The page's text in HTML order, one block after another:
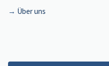
Über uns